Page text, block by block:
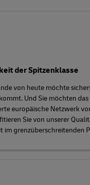
der Spitzenklasse
von heute möchte
Und Sie möchten
europäische Netzwerk
Sie von unserer
im grenzüberschreitenden